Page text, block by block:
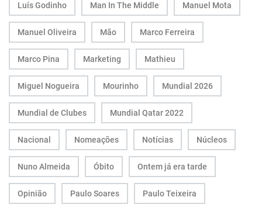
Luís Godinho Man In The Middle Manuel Mota
Manuel Oliveira Mão Marco Ferreira
Marco Pina Marketing Mathieu
Miguel Nogueira Mourinho Mundial 2026
Mundial de Clubes Mundial Qatar 2022
Nacional Nomeações Notícias Núcleos
Nuno Almeida Óbito Ontem já era tarde
Opinião Paulo Soares Paulo Teixeira